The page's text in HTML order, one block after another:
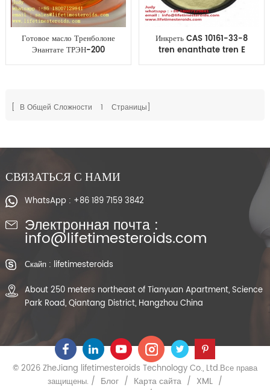
Готовое масло Тренболоне
Энантате ТРЭН-200
Энантате ТРЭН-200 Трен
бодибилдинга
Инкреть CAS 10161-33-8
tren enanthate tren E
стероида цикла
[ В Общей Сложности 1 Страницы]
СВЯЗАТЬСЯ С НАМИ
WhatsApp : +86 189 7159 3842
Электронная почта :
info@lifetimesteroids.com
Скайп : lifetimesteroids
About 250 meters northeast of Tianyuan Apartment, Science
Park Road, Qiantang District, Hangzhou China
© 2026 ZheJiang lifetimesteroids Technology Co., Ltd.Все права
защищены. / Блог / Карта сайта / XML /